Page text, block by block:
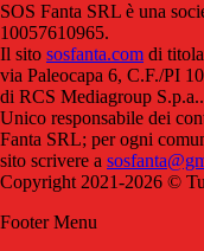
SOS Fanta SRL è una
10057610965.
Il sito sosfanta.com di
via Paleocapa 6, C.F./PI
di RCS Mediagroup S.p.a..
Unico responsabile dei
Fanta SRL; per ogni
sito scrivere a
Copyright 2021-2026 ©
Footer Menu